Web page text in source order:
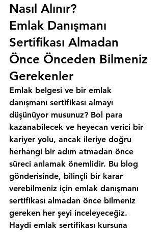
Nasıl Alınır?
Emlak Danışmanı
Sertifikası Almadan
Önce Önceden Bilmeniz
Gerekenler
Emlak belgesi ve bir emlak
danışmanı sertifikası almayı
düşünüyor musunuz? Bol para
kazanabilecek ve heyecan verici bir
kariyer yolu, ancak ileriye doğru
herhangi bir adım atmadan önce
süreci anlamak önemlidir. Bu blog
gönderisinde, bilinçli bir karar
verebilmeniz için emlak danışmanı
sertifikası almadan önce bilmeniz
gereken her şeyi inceleyeceğiz.
Haydi emlak sertifikası kursuna